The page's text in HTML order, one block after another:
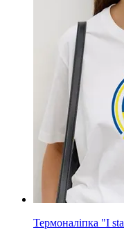
Термоналіпка "I